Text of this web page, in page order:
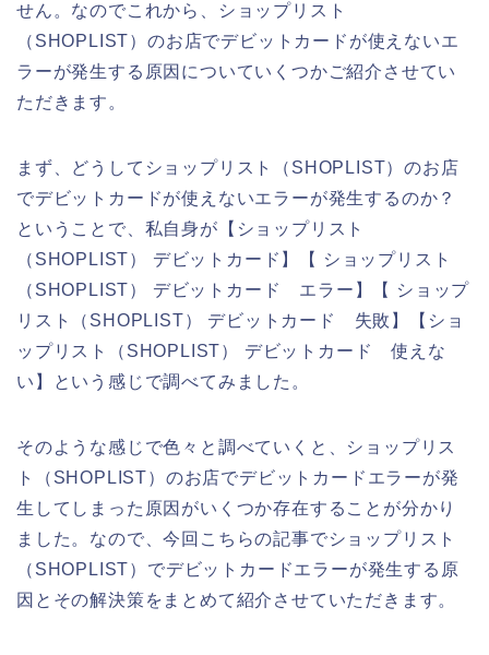
せん。なのでこれから、ショップリスト
（SHOPLIST）のお店でデビットカードが使えないエ
ラーが発生する原因についていくつかご紹介させてい
ただきます。
まず、どうしてショップリスト（SHOPLIST）のお店
でデビットカードが使えないエラーが発生するのか？
ということで、私自身が【ショップリスト
（SHOPLIST） デビットカード】【 ショップリスト
（SHOPLIST） デビットカード エラー】【 ショップ
リスト（SHOPLIST） デビットカード 失敗】【ショ
ップリスト（SHOPLIST） デビットカード 使えな
い】という感じで調べてみました。
そのような感じで色々と調べていくと、ショップリス
ト（SHOPLIST）のお店でデビットカードエラーが発
生してしまった原因がいくつか存在することが分かり
ました。なので、今回こちらの記事でショップリスト
（SHOPLIST）でデビットカードエラーが発生する原
因とその解決策をまとめて紹介させていただきます。